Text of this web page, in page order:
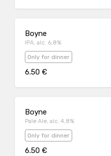
Boyne
IPA, alc. 6,8%
Only for dinner
6.50 €
Boyne
Pale Ale, alc. 4,8%
Only for dinner
6.50 €